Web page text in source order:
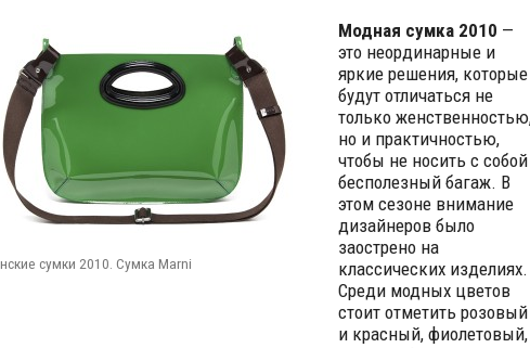
сумки 2010. Сумка Marni
Модная сумка 2010 —
это неординарные и
яркие решения, которые
будут отличаться не
только
но и практичностью,
чтобы не носить с собой
бесполезный багаж. В
этом сезоне внимание
дизайнеров было
заострено на
классических изделиях.
Среди модных цветов
стоит отметить розовый
и красный, фиолетовый,